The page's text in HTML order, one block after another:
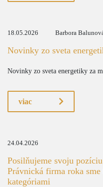
18.05.2026 Barbora
Novinky zo sveta
Novinky zo sveta energetiky za
viac
24.04.2026
Posilňujeme svoju
Právnická firma roka
kategóriami